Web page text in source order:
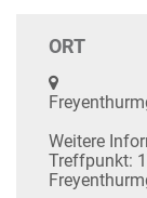
ORT
Weitere
Treffpunkt: